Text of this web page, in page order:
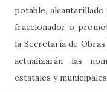
potable, alcantarillado
fraccionador o
la Secretaría de
actualizarán las
estatales y